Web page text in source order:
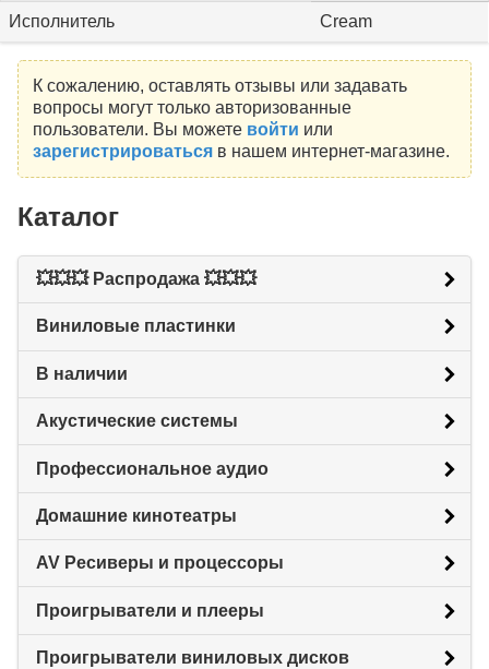
Исполнитель Cream
К сожалению, оставлять отзывы или задавать
вопросы могут только авторизованные
пользователи. Вы можете войти или
зарегистрироватьсяв нашем интернет-магазине.
Каталог
💥💥💥 Распродажа 💥💥💥
Виниловые пластинки
В наличии
Акустические системы
Профессиональное аудио
Домашние кинотеатры
AV Ресиверы и процессоры
Проигрыватели и плееры
Проигрыватели виниловых дисков